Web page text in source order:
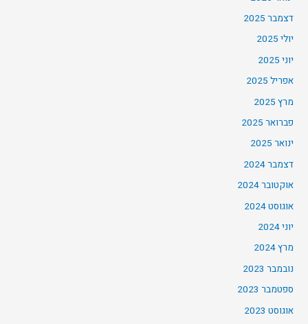
דצמבר 2025
יולי 2025
יוני 2025
אפריל 2025
מרץ 2025
פברואר 2025
ינואר 2025
דצמבר 2024
אוקטובר 2024
אוגוסט 2024
יוני 2024
מרץ 2024
נובמבר 2023
ספטמבר 2023
אוגוסט 2023